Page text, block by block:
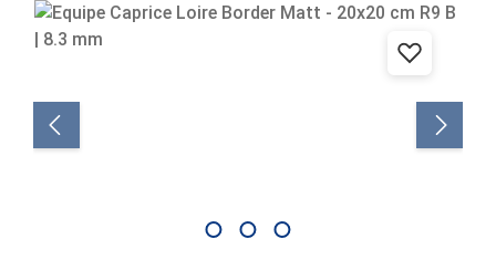
Bildergalerie überspringen